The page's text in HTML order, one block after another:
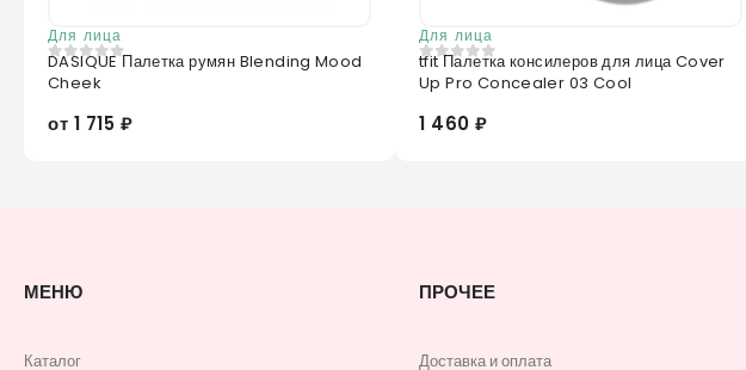
Для лица
0 из 5
DASIQUE Палетка румян Blending Mood
Cheek
от 1 715 ₽
Для лица
0 из 5
tfit Палетка консилеров для лица Cover
Up Pro Concealer 03 Cool
1 460 ₽
МЕНЮ
Каталог
ПРОЧЕЕ
Доставка и оплата